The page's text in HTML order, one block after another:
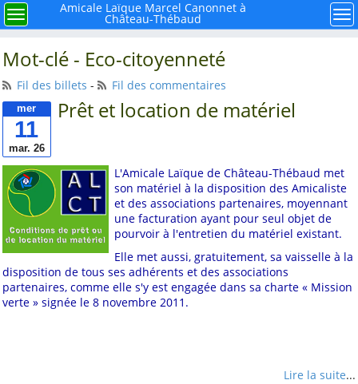
Menu
× Rechercher
À retenir
Mieux connaître notre
mouvement la ligue de
l'enseignement FAL 44
Histoire de l'école
publique à Château-
Thébaud
Et si nous faisions le
point sur la Laïcité ?
Menu
Amicale Laïque Marcel Canonnet à
Château-Thébaud
Mot-clé - Eco-citoyenneté
Fil des billets - Fil des commentaires
mer
11
mar. 26
Prêt et location de matériel
L'Amicale Laïque de Château-Thébaud met
son matériel à la disposition des Amicaliste
et des associations partenaires, moyennant
une facturation ayant pour seul objet de
pourvoir à l'entretien du matériel existant.
Elle met aussi, gratuitement, sa vaisselle à la
disposition de tous ses adhérents et des associations
partenaires, comme elle s'y est engagée dans sa charte « Mission
verte » signée le 8 novembre 2011.
Lire la suite...